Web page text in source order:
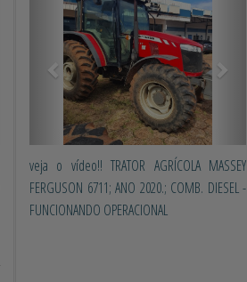
veja o vídeo!! TRATOR AGRÍCOLA MASSEY
FERGUSON 6711; ANO 2020.; COMB. DIESEL -
FUNCIONANDO OPERACIONAL